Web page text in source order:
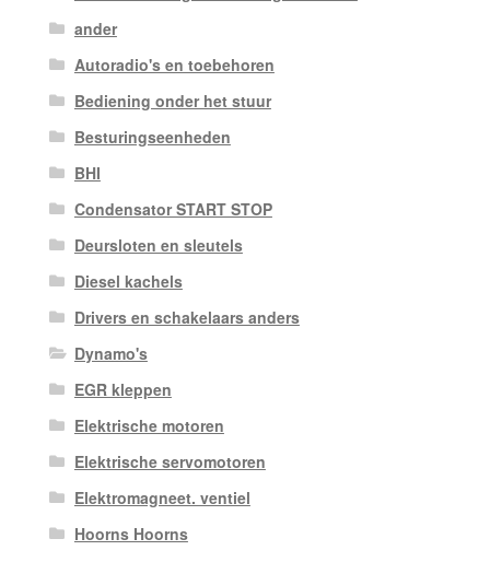
ander
Autoradio's en toebehoren
Bediening onder het stuur
Besturingseenheden
BHI
Condensator START STOP
Deursloten en sleutels
Diesel kachels
Drivers en schakelaars anders
Dynamo's
EGR kleppen
Elektrische motoren
Elektrische servomotoren
Elektromagneet. ventiel
Hoorns Hoorns